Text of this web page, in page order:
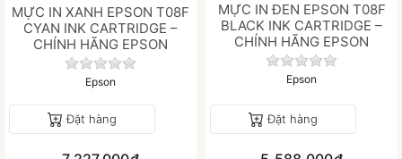
MỰC IN XANH EPSON T08F
CYAN INK CARTRIDGE –
CHÍNH HÃNG EPSON
Chưa có đánh giá nào cho sản phẩm này.
Epson
Đặt hàng
MỰC IN ĐEN EPSON T08F
BLACK INK CARTRIDGE –
CHÍNH HÃNG EPSON
Chưa có đánh
Epson
Đặt hàng